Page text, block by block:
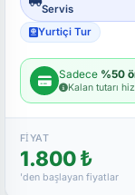
Servis
Yurtiçi Tur
Sadece %50
Kalan tutarı
FIYAT
1.800 ₺
'den başlayan fiyatlar